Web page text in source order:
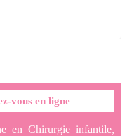
vous en ligne
en Chirurgie infantile,